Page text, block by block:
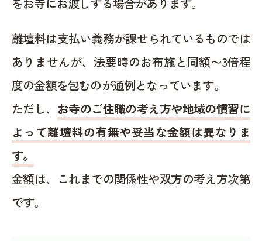
離壇料は支払い義務が課せられているものでは
ありませんが、法要時のお布施と同額〜3倍程
度の金額を包むのが通例となっています。
ただし、 お寺のご住職の考え方や地域の慣習に
よって離壇料の有無や妥当な金額は異なりま
す。
金額は、これまでの関係性や双方の考え方次第
です。